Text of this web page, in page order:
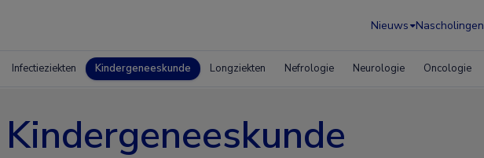
Nieuws Nascholingen
Infectieziekten Kindergeneeskunde Longziekten Nefrologie Neurologie Oncologie
Kindergeneeskunde